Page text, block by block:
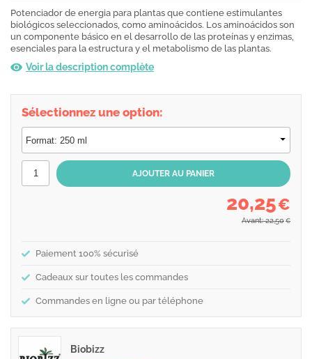
Potenciador de energia para plantas que contiene estimulantes
biológicos seleccionados, como aminoácidos. Los aminoácidos son
un componente básico en el desarrollo de las proteínas y enzimas,
esenciales para la estructura y el metabolismo de las plantas.
Voir la description complète
Sélectionnez une option:
20,25€
Avant: 22,50 €
Paiement 100% sécurisé
Cadeaux sur toutes les commandes
Commandes en ligne ou par téléphone
Biobizz